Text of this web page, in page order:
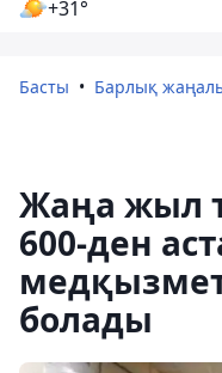
+31°
Басты Барлық
Жаңа жыл
600-ден
болады